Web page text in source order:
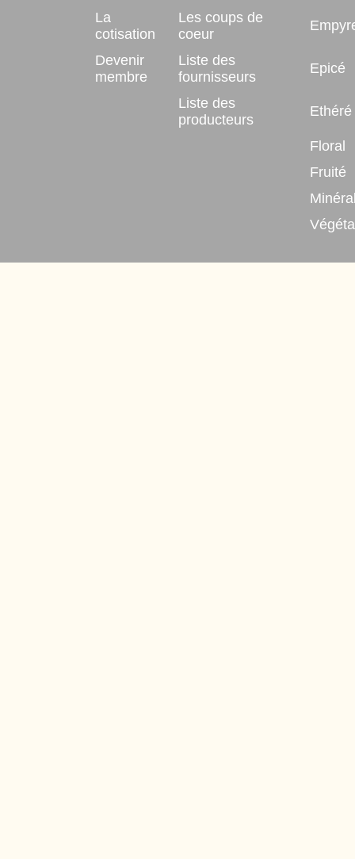
La
cotisation
Les coups de
coeur
Devenir
membre
Liste des
fournisseurs
Epicé
Liste des
producteurs
Ethéré
Floral
Fruité